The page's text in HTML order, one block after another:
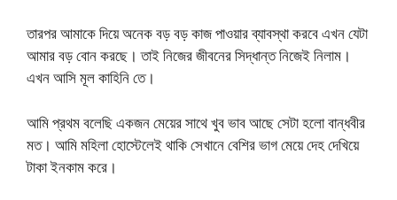
তারপর আমাকে দিয়ে অনেক বড় বড় কাজ পাওয়ার ব্যাবস্থা করবে এখন যেটা
আমার বড় বোন করছে। তাই নিজের জীবনের সিদ্ধান্ত নিজেই নিলাম।
এখন আসি মূল কাহিনি তে।
আমি প্রথম বলেছি একজন মেয়ের সাথে খুব ভাব আছে সেটা হলো বান্ধবীর
মত। আমি মহিলা হোস্টেলেই থাকি সেখানে বেশির ভাগ মেয়ে দেহ দেখিয়ে
টাকা ইনকাম করে।